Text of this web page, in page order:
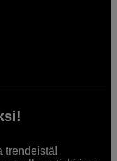
trendeistä!